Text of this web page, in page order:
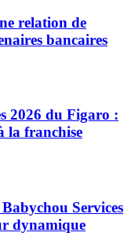
relation de
bancaires
2026 du Figaro :
la franchise
Services
dynamique